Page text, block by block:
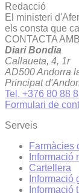
Redacció
El ministeri
els consta que
CONTACTA
Diari Bondia
Callaueta, 4, 1r
AD500 Andorra
Principat
Tel. +376 80 88
Formulari de
Serveis
Farmàcies
Informació
Cartellera
Informació
Informació